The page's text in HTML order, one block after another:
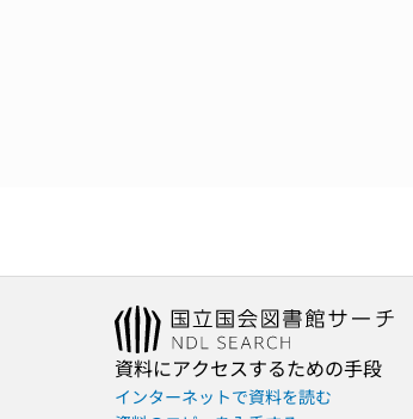
資料にアクセスするための手段
インターネットで資料を読む